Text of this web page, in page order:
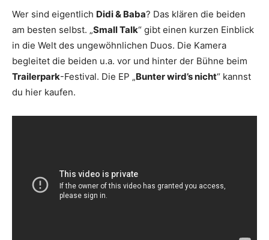
Wer sind eigentlich Didi & Baba? Das klären die beiden
am besten selbst. „Small Talk“ gibt einen kurzen Einblick
in die Welt des ungewöhnlichen Duos. Die Kamera
begleitet die beiden u.a. vor und hinter der Bühne beim
Trailerpark-Festival. Die EP „Bunter wird’s nicht“ kannst
du hier kaufen.